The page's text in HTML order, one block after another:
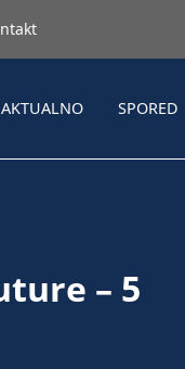
AKTUALNO SPORED
– 5